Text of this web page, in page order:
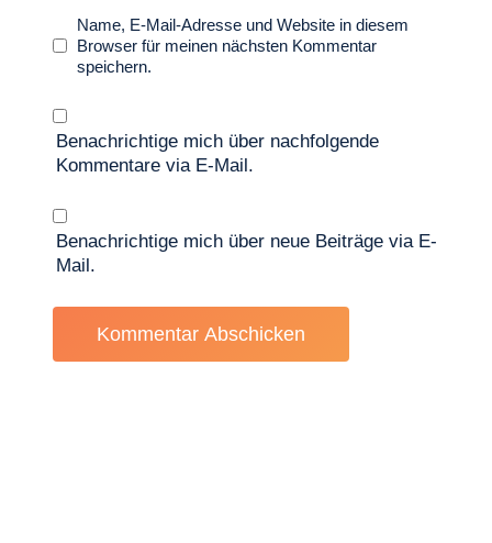
Name, E-Mail-Adresse und Website in diesem
Browser für meinen nächsten Kommentar
speichern.
Benachrichtige mich über nachfolgende
Kommentare via E-Mail.
Benachrichtige mich über neue Beiträge via E-
Mail.